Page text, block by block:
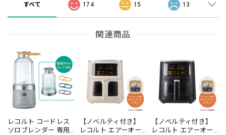
すべて 174 15 13
関連商品
レコルト コードレス
ソロブレンダー 専用
【ノベルティ付き】
レコルト エアーオー
【ノベルティ付き】
レコルト エアーオー